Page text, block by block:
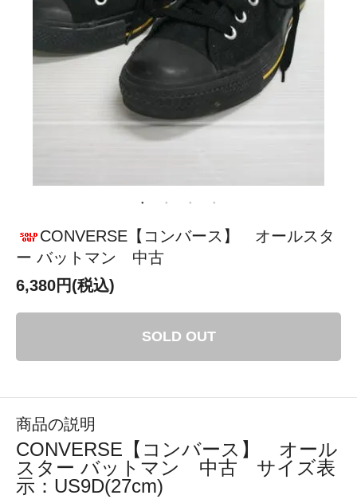
CONVERSE【コンバース】 オールスタ
ー バットマン 中古
6,380円(税込)
SOLD OUT
商品の説明
CONVERSE【コンバース】 オール
スター バットマン 中古 サイズ表
示：US9D(27cm)